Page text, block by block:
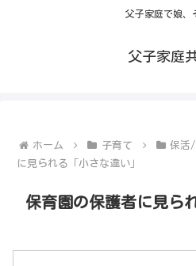
父子家庭で娘、
父子家庭
ホーム 子育て 保活/
に見られる「小さな違い」
保育園の保護者に見ら